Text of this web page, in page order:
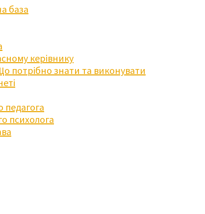
база
керівнику
потрібно знати та виконувати
педагога
психолога